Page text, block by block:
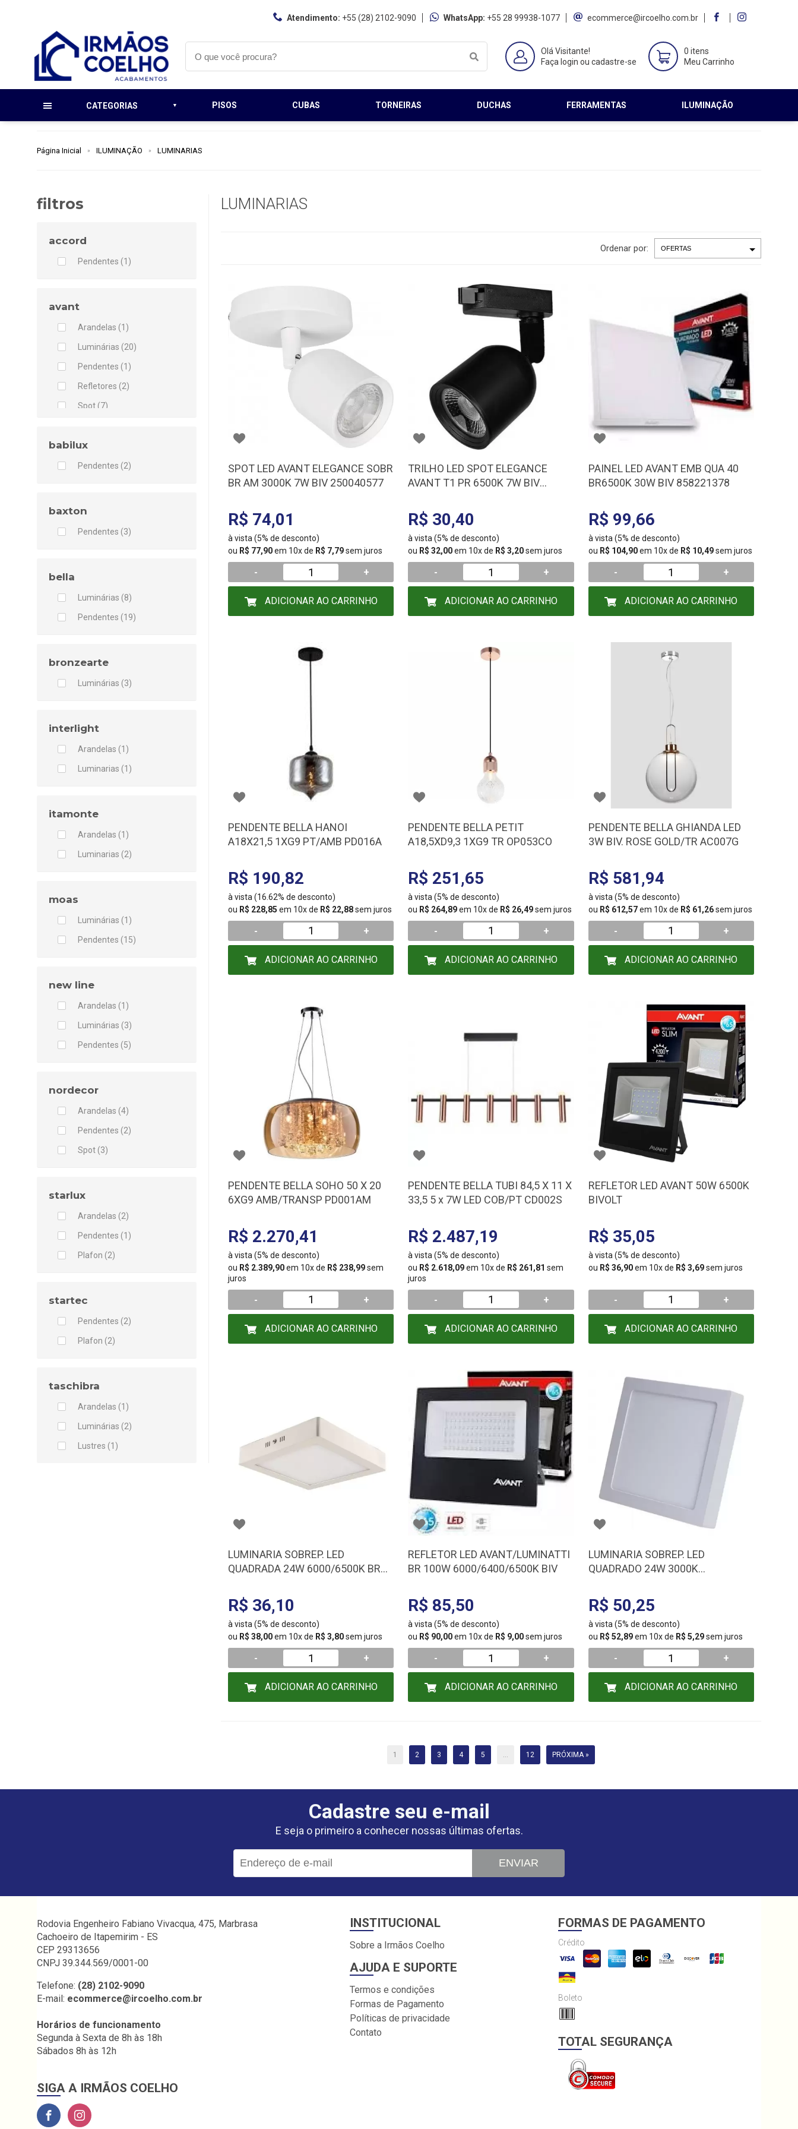
Atendimento: +55 (28) 2102-9090 WhatsApp: +55 28 99938-1077 ecommerce@ircoelho.com.br
Olá Visitante!
Faça login ou cadastre-se
0 itens
Meu Carrinho
CATEGORIAS PISOS CUBAS TORNEIRAS DUCHAS FERRAMENTAS ILUMINAÇÃO
Página Inicial ILUMINAÇÃO LUMINARIAS
filtros
accord
Pendentes (1)
avant
Arandelas (1)
Luminárias (20)
Pendentes (1)
Refletores (2)
Spot (7)
babilux
Pendentes (2)
baxton
Pendentes (3)
bella
Luminárias (8)
Pendentes (19)
bronzearte
Luminárias (3)
interlight
Arandelas (1)
Luminarias (1)
itamonte
Arandelas (1)
Luminarias (2)
moas
Luminárias (1)
Pendentes (15)
new line
Arandelas (1)
Luminárias (3)
Pendentes (5)
nordecor
Arandelas (4)
Pendentes (2)
Spot (3)
starlux
Arandelas (2)
Pendentes (1)
Plafon (2)
startec
Pendentes (2)
Plafon (2)
taschibra
Arandelas (1)
Luminárias (2)
Lustres (1)
LUMINARIAS
Ordenar por:
SPOT LED AVANT ELEGANCE SOBR
BR AM 3000K 7W BIV 250040577
R$ 74,01
à vista (5% de desconto)
ou R$ 77,90em 10x de R$ 7,79sem juros
- +
ADICIONAR AO CARRINHO
TRILHO LED SPOT ELEGANCE
AVANT T1 PR 6500K 7W BIV
R$ 30,40
à vista (5% de desconto)
ou R$ 32,00em 10x de R$ 3,20sem juros
- +
ADICIONAR AO CARRINHO
PAINEL LED AVANT EMB QUA 40
BR6500K 30W BIV 858221378
R$ 99,66
à vista (5% de desconto)
ou R$ 104,90em 10x de R$ 10,49sem juros
- +
ADICIONAR AO CARRINHO
PENDENTE BELLA HANOI
A18X21,5 1XG9 PT/AMB PD016A
R$ 190,82
à vista (16.62% de desconto)
ou R$ 228,85 em 10x de R$ 22,88sem juros
- +
ADICIONAR AO CARRINHO
PENDENTE BELLA PETIT
A18,5XD9,3 1XG9 TR OP053CO
R$ 251,65
à vista (5% de desconto)
ou R$ 264,89em 10x de R$ 26,49sem juros
- +
ADICIONAR AO CARRINHO
PENDENTE BELLA GHIANDA LED
3W BIV. ROSE GOLD/TR AC007G
R$ 581,94
à vista (5% de desconto)
ou R$ 612,57em 10x de R$ 61,26sem juros
- +
ADICIONAR AO CARRINHO
PENDENTE BELLA SOHO 50 X 20
6XG9 AMB/TRANSP PD001AM
R$ 2.270,41
à vista (5% de desconto)
ou R$ 2.389,90em 10x de R$ 238,99sem
juros
- +
ADICIONAR AO CARRINHO
PENDENTE BELLA TUBI 84,5 X 11 X
33,5 5 x 7W LED COB/PT CD002S
R$ 2.487,19
à vista (5% de desconto)
ou R$ 2.618,09em 10x de R$ 261,81 sem
juros
- +
ADICIONAR AO CARRINHO
REFLETOR LED AVANT 50W 6500K
BIVOLT
R$ 35,05
à vista (5% de desconto)
ou R$ 36,90em 10x de R$ 3,69sem juros
- +
ADICIONAR AO CARRINHO
LUMINARIA SOBREP. LED
QUADRADA 24W 6000/6500K BR
R$ 36,10
à vista (5% de desconto)
ou R$ 38,00em 10x de R$ 3,80sem juros
- +
ADICIONAR AO CARRINHO
REFLETOR LED AVANT/LUMINATTI
BR 100W 6000/6400/6500K BIV
R$ 85,50
à vista (5% de desconto)
ou R$ 90,00em 10x de R$ 9,00sem juros
- +
ADICIONAR AO CARRINHO
LUMINARIA SOBREP. LED
QUADRADO 24W 3000K
R$ 50,25
à vista (5% de desconto)
ou R$ 52,89em 10x de R$ 5,29sem juros
- +
ADICIONAR AO CARRINHO
1 2 3 4 5 ... 12 PRÓXIMA »
Cadastre seu e-mail
E seja o primeiro a conhecer nossas últimas ofertas.
ENVIAR
Rodovia Engenheiro Fabiano Vivacqua, 475, Marbrasa
Cachoeiro de Itapemirim - ES
CEP 29313656
CNPJ 39.344.569/0001-00
Telefone: (28) 2102-9090
E-mail: ecommerce@ircoelho.com.br
Horários de funcionamento
Segunda à Sexta de 8h às 18h
Sábados 8h às 12h
SIGA A IRMÃOS COELHO
INSTITUCIONAL
Sobre a Irmãos Coelho
AJUDA E SUPORTE
Termos e condições
Formas de Pagamento
Políticas de privacidade
Contato
FORMAS DE PAGAMENTO
Crédito
Boleto
TOTAL SEGURANÇA